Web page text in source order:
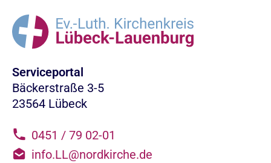
Serviceportal
Bäckerstraße 3-5
23564 Lübeck
0451 / 79 02-01
info.LL@nordkirche.de